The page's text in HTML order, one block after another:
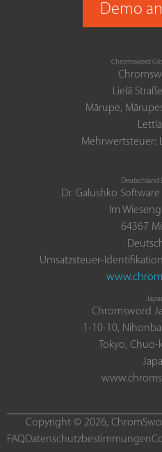
Demo
Chromsword
Lielā
Mārupe,
Mehrwertsteuer:
Deutschland
Dr. Galushko
Im
64367
Umsatzsteuer-
Chromsword
1-10-10,
Tokyo,
Copyright © 2026,
FAQDatenschutzbestimmungen